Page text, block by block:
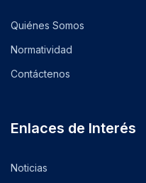
Quiénes Somos
Normatividad
Contáctenos
Enlaces de Interés
Noticias